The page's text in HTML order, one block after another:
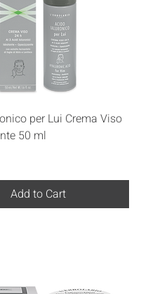
per Lui Crema Viso
50 ml
Add to Cart